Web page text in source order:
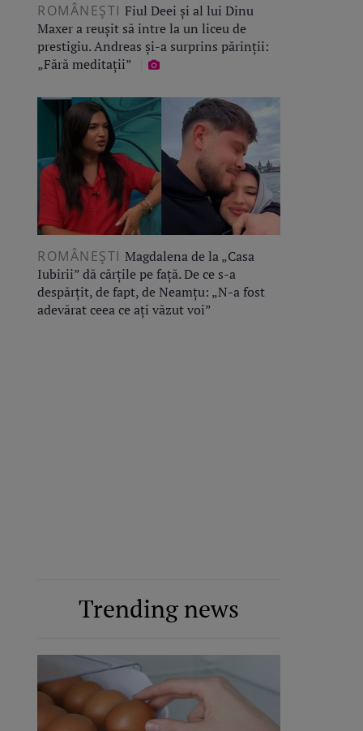
ROMÂNEŞTI Fiul Deei și al lui Dinu
Maxer a reușit să intre la un liceu de
prestigiu. Andreas și-a surprins părinții:
„Fără meditații”
ROMÂNEŞTI Magdalena de la „Casa
Iubirii” dă cărțile pe față. De ce s-a
despărțit, de fapt, de Neamțu: „N-a fost
adevărat ceea ce ați văzut voi”
Trending news